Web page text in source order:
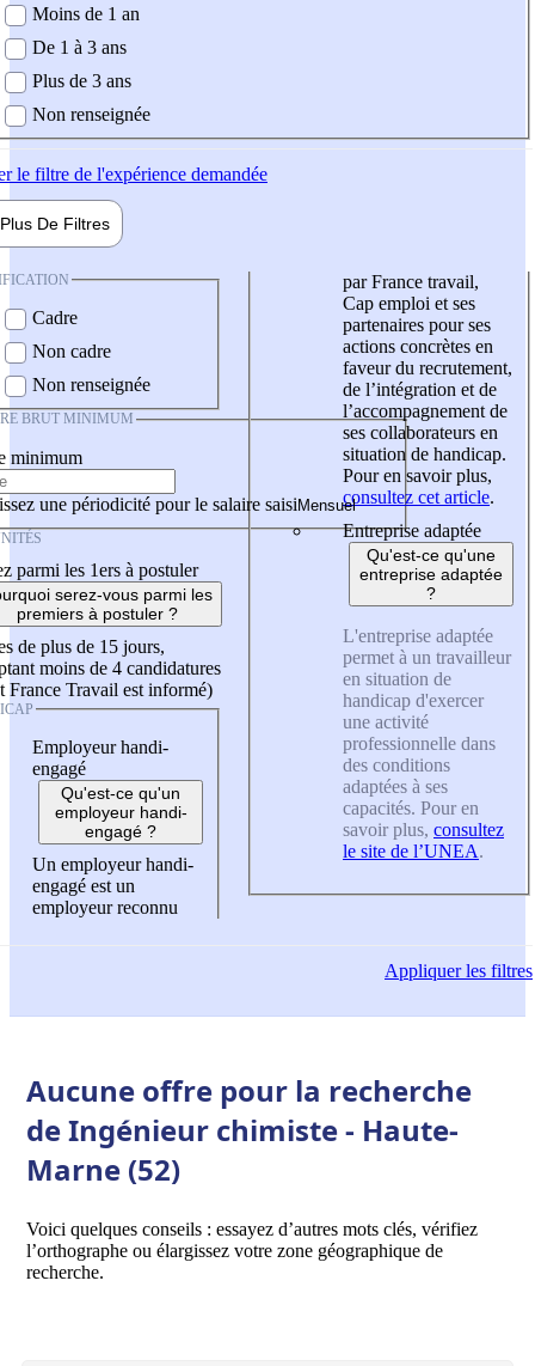
demandée
Moins de 1 an
De 1 à 3 ans
Plus de 3 ans
Non renseignée
le filtre de l'expérience demandée
Plus De Filtres
Cadre
Non cadre
Non renseignée
BRUT MINIMUM
minimum
une périodicité pour le salaire saisi
parmi les 1ers à postuler
serez-vous parmi les
premiers à postuler ?
de plus de 15 jours,
moins de 4 candidatures
France Travail est informé)
Employeur handi-
engagé
Qu'est-ce qu'un
employeur handi-
engagé ?
Un employeur handi-
engagé est un
employeur reconnu
par France travail,
Cap emploi et ses
partenaires pour ses
actions concrètes en
faveur du recrutement,
de l’intégration et de
l’accompagnement de
ses collaborateurs en
situation de handicap.
Pour en savoir plus,
consultez cet article.
Entreprise adaptée
Qu'est-ce qu'une
entreprise adaptée
?
L'entreprise adaptée
permet à un travailleur
en situation de
handicap d'exercer
une activité
professionnelle dans
des conditions
adaptées à ses
capacités. Pour en
savoir plus, consultez
le site de l’UNEA.
Appliquerles filtres
Aucune offre pour la recherche
de Ingénieur chimiste - Haute-
Marne (52)
Voici quelques conseils : essayez d’autres mots clés, vérifiez
l’orthographe ou élargissez votre zone géographique de
recherche.